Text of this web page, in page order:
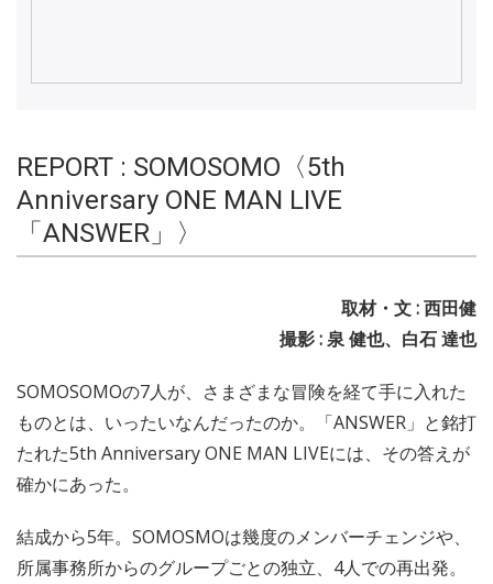
REPORT : SOMOSOMO〈5th
Anniversary ONE MAN LIVE
「ANSWER」〉
取材・文 : 西田健
撮影 : 泉 健也、白石 達也
SOMOSOMOの7人が、さまざまな冒険を経て手に入れた
ものとは、いったいなんだったのか。「ANSWER」と銘打
たれた5th Anniversary ONE MAN LIVEには、その答えが
確かにあった。
結成から5年。SOMOSMOは幾度のメンバーチェンジや、
所属事務所からのグループごとの独立、4人での再出発。